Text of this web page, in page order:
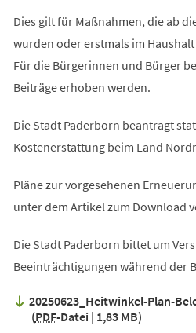
Dies gilt für Maßnahmen, die ab
wurden oder erstmals im
Für die Bürgerinnen und Bürger
Beiträge erhoben werden.
Die Stadt Paderborn beantragt
Kostenerstattung beim Land
Pläne zur vorgesehenen
unter dem Artikel zum Download
Die Stadt Paderborn bittet um
Beeinträchtigungen während der
20250623_Heitwinkel-Plan-
PDF-Datei 1,83 MB